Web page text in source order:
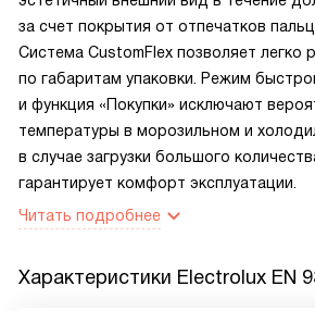
за счет покрытия от отпечатков
Система CustomFlex позволяет легко
по габаритам упаковки. Режим
и функция «Покупки» исключают
температуры в морозильном и
в случае загрузки большого
гарантирует комфорт эксплуатации.
Читать подробнее
Характеристики Electrolux EN